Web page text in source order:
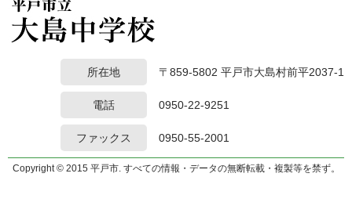
所在地 〒859-5802 平戸市大島村前平2037-1
電話 0950-22-9251
ファックス 0950-55-2001
Copyright © 2015 平戸市. すべての情報・データの無断転載・複製等を禁ず。